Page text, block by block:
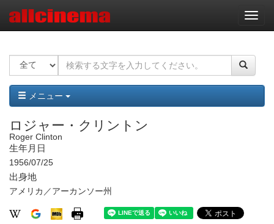
ナ
ビ
ー
ョ
ン
メニュー
ロジャー・クリントン
Roger Clinton
生年月日
1956/07/25
出身地
アメリカ／アーカンソー州